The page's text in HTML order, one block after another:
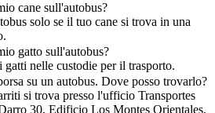
cane sull'autobus?
solo se il tuo cane si trova in una
gatto sull'autobus?
gatti nelle custodie per il trasporto.
su un autobus. Dove posso trovarlo?
si trova presso l'ufficio Transportes
30, Edificio Los Montes Orientales,